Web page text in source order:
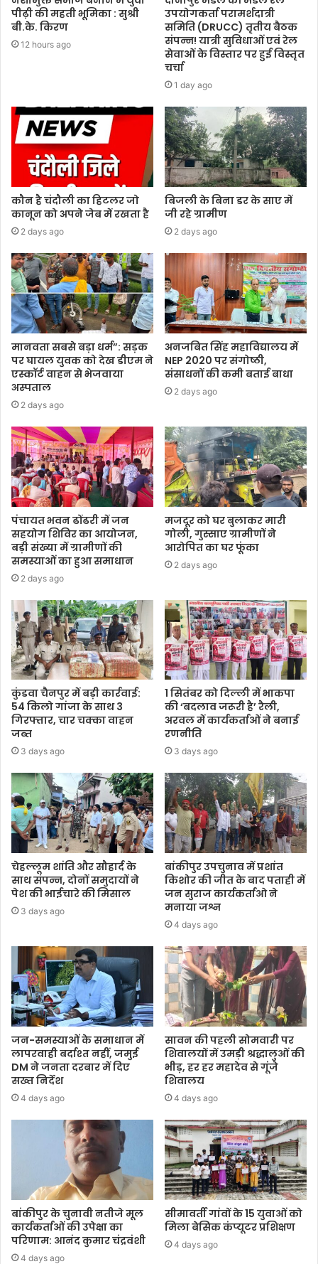
पीढ़ी की महती भूमिका : सुश्री
बी.के. किरण
12 hours ago
उपयोगकर्ता परामर्शदात्री
समिति (DRUCC) तृतीय बैठक
संपन्न! यात्री सुविधाओं एवं रेल
सेवाओं के विस्तार पर हुई विस्तृत
चर्चा
1 day ago
कौन है चंदौली का हिटलर जो
कानून को अपने जेब में रखता है
2 days ago
बिजली के बिना डर के साए में
जी रहे ग्रामीण
2 days ago
मानवता सबसे बड़ा धर्म”: सड़क
पर घायल युवक को देख डीएम ने
एस्कॉर्ट वाहन से भेजवाया
अस्पताल
2 days ago
अनजबित सिंह महाविद्यालय में
NEP 2020 पर संगोष्ठी,
संसाधनों की कमी बताई बाधा
2 days ago
पंचायत भवन ढोंढरी में जन
सहयोग शिविर का आयोजन,
बड़ी संख्या में ग्रामीणों की
समस्याओं का हुआ समाधान
2 days ago
मजदूर को घर बुलाकर मारी
गोली, गुस्साए ग्रामीणों ने
आरोपित का घर फूंका
2 days ago
कुंडवा चैनपुर में बड़ी कार्रवाई:
54 किलो गांजा के साथ 3
गिरफ्तार, चार चक्का वाहन
जब्त
3 days ago
1 सितंबर को दिल्ली में भाकपा
की ‘बदलाव जरूरी है’ रैली,
अरवल में कार्यकर्ताओं ने बनाई
रणनीति
3 days ago
चेहल्लूम शांति और सौहार्द के
साथ संपन्न, दोनों समुदायों ने
पेश की भाईचारे की मिसाल
3 days ago
बांकीपुर उपचुनाव में प्रशांत
किशोर की जीत के बाद पताही में
जन सुराज कार्यकर्ताओ ने
मनाया जश्न
4 days ago
जन-समस्याओं के समाधान में
लापरवाही बर्दाश्त नहीं, जमुई
DM ने जनता दरबार में दिए
सख्त निर्देश
4 days ago
सावन की पहली सोमवारी पर
शिवालयों में उमड़ी श्रद्धालुओं की
भीड़, हर हर महादेव से गूंजे
शिवालय
4 days ago
बांकीपुर के चुनावी नतीजे मूल
कार्यकर्ताओं की उपेक्षा का
परिणाम: आनंद कुमार चंद्रवंशी
4 days ago
सीमावर्ती गांवों के 15 युवाओं को
मिला बेसिक कंप्यूटर प्रशिक्षण
4 days ago